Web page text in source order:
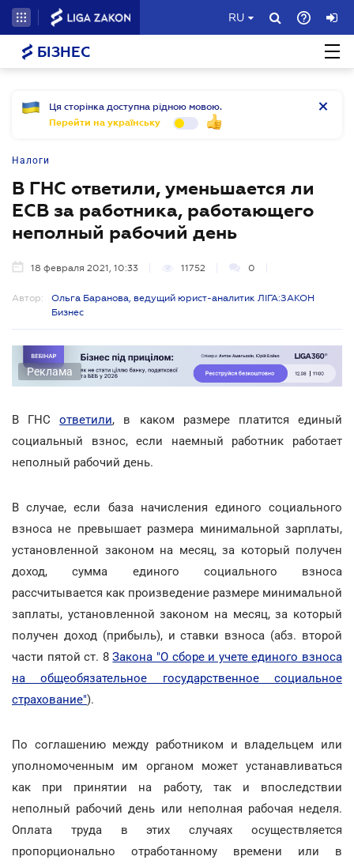
RU
БІЗНЕС
Ця сторінка доступна рідною мовою.
Перейти на українську
Налоги
В ГНС ответили, уменьшается ли
ЕСВ за работника, работающего
неполный рабочий день
18 февраля 2021, 10:33 11752 0
Автор:
Ольга Баранова, ведущий юрист-аналитик ЛІГА:ЗАКОН
Бизнес
Реклама
В ГНСответили, в каком размере платится единый
социальный взнос, если наемный работник работает
неполный рабочий день.
В случае, если база начисления единого социального
взноса не превышает размера минимальной зарплаты,
установленной законом на месяц, за который получен
доход, сумма единого социального взноса
рассчитывается как произведение размере минимальной
заплаты, установленной законом на месяц, за который
получен доход (прибыль), и ставки взноса (абз. второй
части пятой ст. 8Закона "О сборе и учете единого взноса
на общеобязательное государственное социальное
страхование").
По соглашению между работником и владельцем или
уполномоченным им органом может устанавливаться
как при принятии на работу, так и впоследствии
неполный рабочий день или неполная рабочая неделя.
Оплата труда в этих случаях осуществляется
пропорционально отработанному времени или в